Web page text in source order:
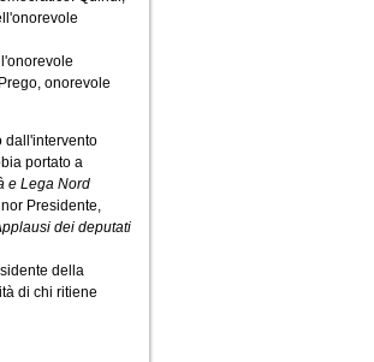
onorevole
dall'intervento
portato a
e Lega Nord
Presidente,
dei deputati
della
di chi ritiene